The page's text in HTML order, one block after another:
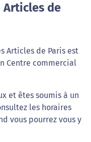
Articles de
Articles de Paris est
Centre commercial
et êtes soumis à un
les horaires
vous pourrez vous y